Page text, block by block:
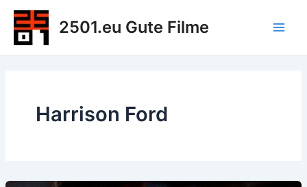
Zum
Inhalt
springen
2501.eu Gute Filme
Harrison Ford